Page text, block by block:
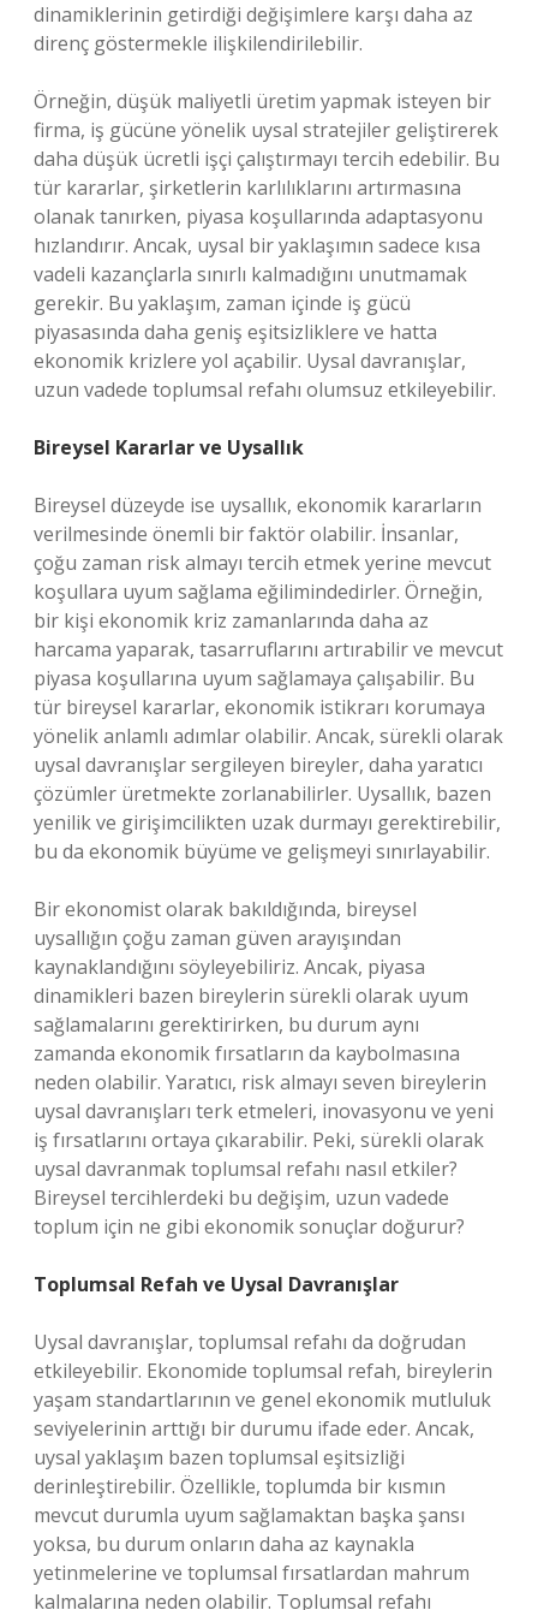
dinamiklerinin getirdiği değişimlere karşı daha az
direnç göstermekle ilişkilendirilebilir.
Örneğin, düşük maliyetli üretim yapmak isteyen bir
firma, iş gücüne yönelik uysal stratejiler geliştirerek
daha düşük ücretli işçi çalıştırmayı tercih edebilir. Bu
tür kararlar, şirketlerin karlılıklarını artırmasına
olanak tanırken, piyasa koşullarında adaptasyonu
hızlandırır. Ancak, uysal bir yaklaşımın sadece kısa
vadeli kazançlarla sınırlı kalmadığını unutmamak
gerekir. Bu yaklaşım, zaman içinde iş gücü
piyasasında daha geniş eşitsizliklere ve hatta
ekonomik krizlere yol açabilir. Uysal davranışlar,
uzun vadede toplumsal refahı olumsuz etkileyebilir.
Bireysel Kararlar ve Uysallık
Bireysel düzeyde ise uysallık, ekonomik kararların
verilmesinde önemli bir faktör olabilir. İnsanlar,
çoğu zaman risk almayı tercih etmek yerine mevcut
koşullara uyum sağlama eğilimindedirler. Örneğin,
bir kişi ekonomik kriz zamanlarında daha az
harcama yaparak, tasarruflarını artırabilir ve mevcut
piyasa koşullarına uyum sağlamaya çalışabilir. Bu
tür bireysel kararlar, ekonomik istikrarı korumaya
yönelik anlamlı adımlar olabilir. Ancak, sürekli olarak
uysal davranışlar sergileyen bireyler, daha yaratıcı
çözümler üretmekte zorlanabilirler. Uysallık, bazen
yenilik ve girişimcilikten uzak durmayı gerektirebilir,
bu da ekonomik büyüme ve gelişmeyi sınırlayabilir.
Bir ekonomist olarak bakıldığında, bireysel
uysallığın çoğu zaman güven arayışından
kaynaklandığını söyleyebiliriz. Ancak, piyasa
dinamikleri bazen bireylerin sürekli olarak uyum
sağlamalarını gerektirirken, bu durum aynı
zamanda ekonomik fırsatların da kaybolmasına
neden olabilir. Yaratıcı, risk almayı seven bireylerin
uysal davranışları terk etmeleri, inovasyonu ve yeni
iş fırsatlarını ortaya çıkarabilir. Peki, sürekli olarak
uysal davranmak toplumsal refahı nasıl etkiler?
Bireysel tercihlerdeki bu değişim, uzun vadede
toplum için ne gibi ekonomik sonuçlar doğurur?
Toplumsal Refah ve Uysal Davranışlar
Uysal davranışlar, toplumsal refahı da doğrudan
etkileyebilir. Ekonomide toplumsal refah, bireylerin
yaşam standartlarının ve genel ekonomik mutluluk
seviyelerinin arttığı bir durumu ifade eder. Ancak,
uysal yaklaşım bazen toplumsal eşitsizliği
derinleştirebilir. Özellikle, toplumda bir kısmın
mevcut durumla uyum sağlamaktan başka şansı
yoksa, bu durum onların daha az kaynakla
yetinmelerine ve toplumsal fırsatlardan mahrum
kalmalarına neden olabilir. Toplumsal refahı